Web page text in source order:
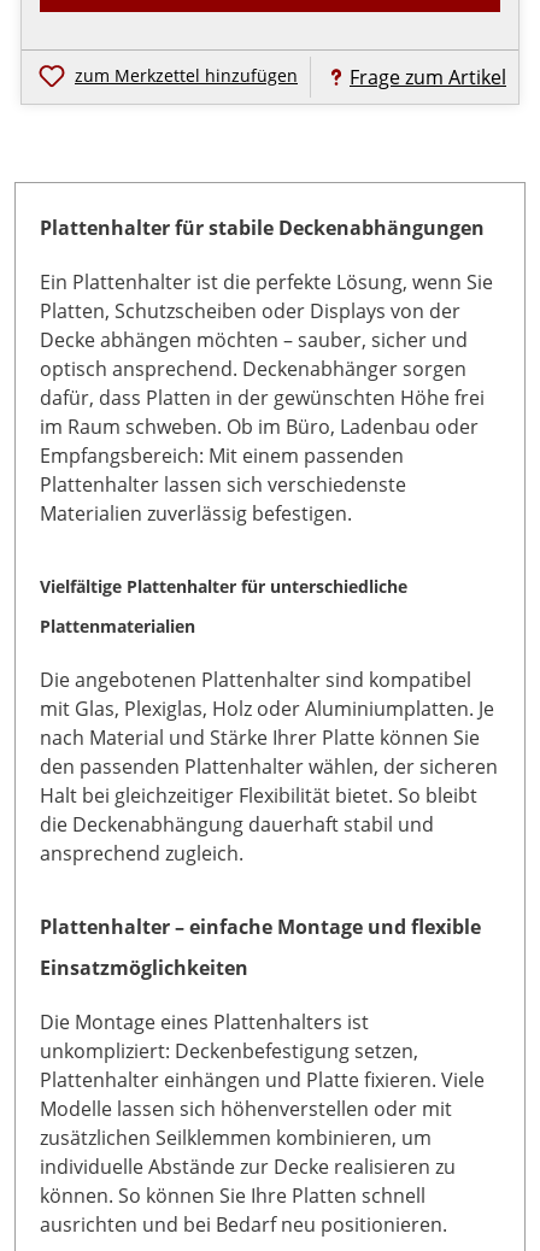
zum Merkzettel hinzufügen Frage zum Artikel
Plattenhalter für stabile Deckenabhängungen
Ein Plattenhalter ist die perfekte Lösung, wenn Sie
Platten, Schutzscheiben oder Displays von der
Decke abhängen möchten – sauber, sicher und
optisch ansprechend. Deckenabhänger sorgen
dafür, dass Platten in der gewünschten Höhe frei
im Raum schweben. Ob im Büro, Ladenbau oder
Empfangsbereich: Mit einem passenden
Plattenhalter lassen sich verschiedenste
Materialien zuverlässig befestigen.
Vielfältige Plattenhalter für unterschiedliche
Plattenmaterialien
Die angebotenen Plattenhalter sind kompatibel
mit Glas, Plexiglas, Holz oder Aluminiumplatten. Je
nach Material und Stärke Ihrer Platte können Sie
den passenden Plattenhalter wählen, der sicheren
Halt bei gleichzeitiger Flexibilität bietet. So bleibt
die Deckenabhängung dauerhaft stabil und
ansprechend zugleich.
Plattenhalter – einfache Montage und flexible
Einsatzmöglichkeiten
Die Montage eines Plattenhalters ist
unkompliziert: Deckenbefestigung setzen,
Plattenhalter einhängen und Platte fixieren. Viele
Modelle lassen sich höhenverstellen oder mit
zusätzlichen Seilklemmen kombinieren, um
individuelle Abstände zur Decke realisieren zu
können. So können Sie Ihre Platten schnell
ausrichten und bei Bedarf neu positionieren.